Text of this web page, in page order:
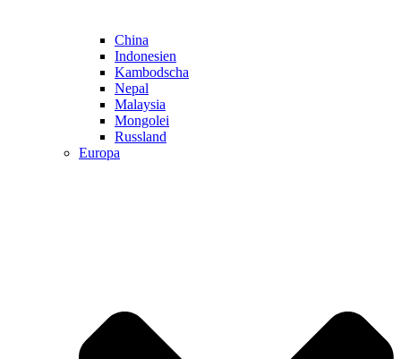
China
Indonesien
Kambodscha
Nepal
Malaysia
Mongolei
Russland
Europa